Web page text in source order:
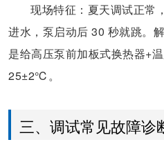
现场特征：夏天调试正常
进水，泵启动后 30 秒就跳。
是给高压泵前加板式换热器+
25±2℃。
三、调试常见故障诊